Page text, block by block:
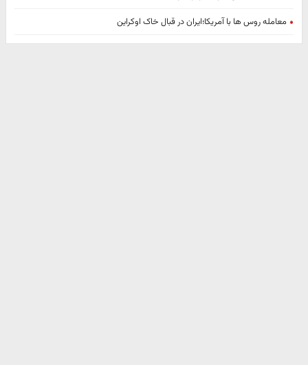
معامله روس ها با آمریکا؛ایران در قبال خاک اوکراین